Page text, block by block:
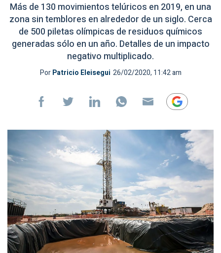
Más de 130 movimientos telúricos en 2019, en una
zona sin temblores en alrededor de un siglo. Cerca
de 500 piletas olímpicas de residuos químicos
generadas sólo en un año. Detalles de un impacto
negativo multiplicado.
PorPatricio Eleisegui 26/02/2020, 11:42 am